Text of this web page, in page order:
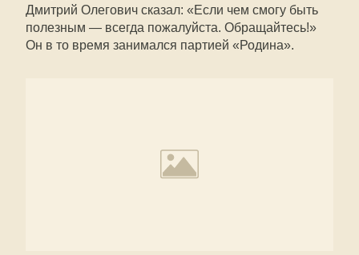
Дмитрий Олегович сказал: «Если чем смогу быть
полезным — всегда пожалуйста. Обращайтесь!»
Он в то время занимался партией «Родина».